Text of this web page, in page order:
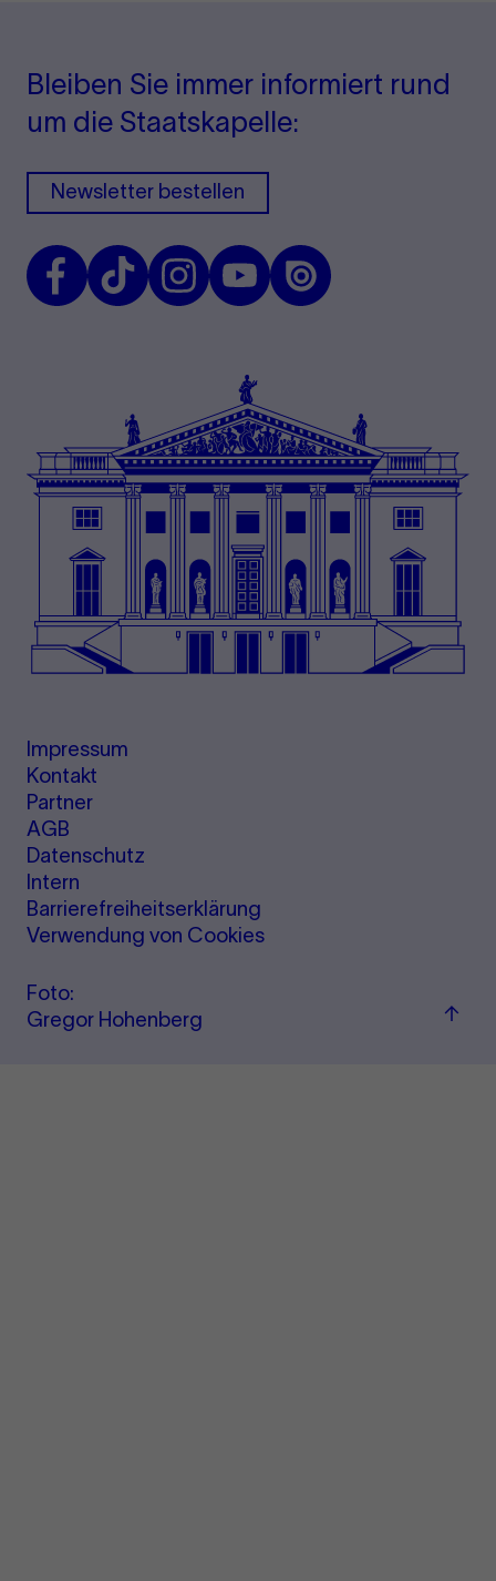
Bleiben Sie immer informiert rund
um die Staatskapelle:
Newsletter bestellen
FacebookTikTok InstagramYoutubeIssuu
Impressum
Kontakt
Partner
AGB
Datenschutz
Intern
Barrierefreiheitserklärung
Verwendung von Cookies
Foto:
Gregor Hohenberg
Zum